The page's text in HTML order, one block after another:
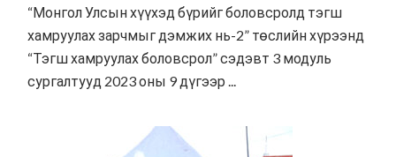
“Монгол Улсын хүүхэд бүрийг боловсролд тэгш
хамруулах зарчмыг дэмжих нь-2” төслийн хүрээнд
“Тэгш хамруулах боловсрол” сэдэвт 3 модуль
сургалтууд 2023 оны 9 дүгээр ...